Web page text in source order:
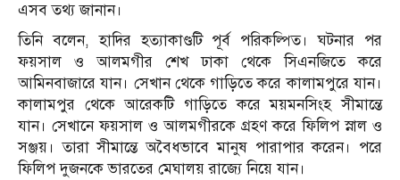
এসব তথ্য জানান।
তিনি বলেন, হাদির হত্যাকাণ্ডটি পূর্ব পরিকল্পিত। ঘটনার পর
ফয়সাল ও আলমগীর শেখ ঢাকা থেকে সিএনজিতে করে
আমিনবাজারে যান। সেখান থেকে গাড়িতে করে কালামপুরে যান।
কালামপুর থেকে আরেকটি গাড়িতে করে ময়মনসিংহ সীমান্তে
যান। সেখানে ফয়সাল ও আলমগীরকে গ্রহণ করে ফিলিপ স্নাল ও
সঞ্জয়। তারা সীমান্তে অবৈধভাবে মানুষ পারাপার করেন। পরে
ফিলিপ দুজনকে ভারতের মেঘালয় রাজ্যে নিয়ে যান।